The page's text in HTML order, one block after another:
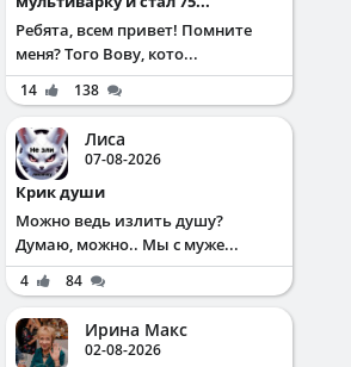
Ребята, всем привет! Помните
меня? Того Вову, кото...
14 138
Лиса
07-08-2026
Крик души
Можно ведь излить душу?
Думаю, можно.. Мы с муже...
4 84
Ирина Макс
02-08-2026